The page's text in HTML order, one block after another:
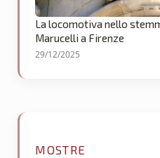
La locomotiva nello
Marucelli a Firenze
29/12/2025
MOSTRE